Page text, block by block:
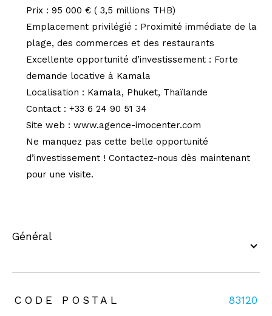
Prix : 95 000 € ( 3,5 millions THB)
Emplacement privilégié : Proximité immédiate de la
plage, des commerces et des restaurants
Excellente opportunité d’investissement : Forte
demande locative à Kamala
Localisation : Kamala, Phuket, Thaïlande
Contact : +33 6 24 90 51 34
Site web : www.agence-imocenter.com
Ne manquez pas cette belle opportunité
d’investissement ! Contactez-nous dès maintenant
pour une visite.
général
TRAD_ZEPHYR_Caracteristique TRAD_ZEPHYR_Valeurs
CODE POSTAL 83120